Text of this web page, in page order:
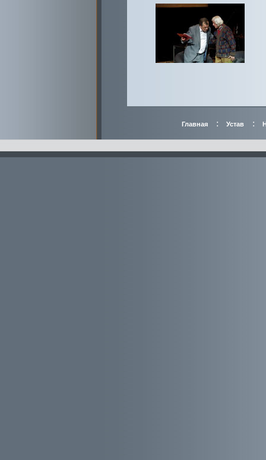
Главная : Устав :